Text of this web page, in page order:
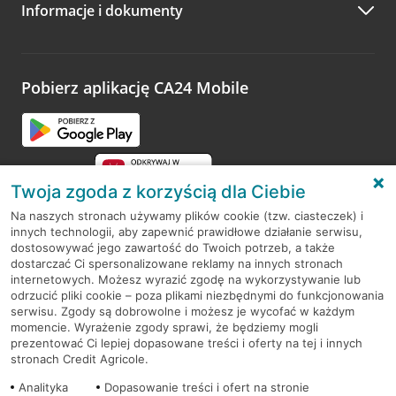
Zachęcamy do podzielenia się z nami opinią o wizycie.
opinie.
Informacje i dokumenty
Pobierz aplikację CA24 Mobile
RODO
Regulamin serwisu
Mapa serwisu
PolitykaCookies
Twoja zgoda z korzyścią dla Ciebie
Na naszych stronach używamy plików cookie (tzw. ciasteczek) i
innych technologii, aby zapewnić prawidłowe działanie serwisu,
dostosowywać jego zawartość do Twoich potrzeb, a także
dostarczać Ci spersonalizowane reklamy na innych stronach
internetowych. Możesz wyrazić zgodę na wykorzystywanie lub
odrzucić pliki cookie – poza plikami niezbędnymi do funkcjonowania
serwisu. Zgody są dobrowolne i możesz je wycofać w każdym
momencie. Wyrażenie zgody sprawi, że będziemy mogli
prezentować Ci lepiej dopasowane treści i oferty na tej i innych
stronach Credit Agricole.
Analityka
Dopasowanie treści i ofert na stronie